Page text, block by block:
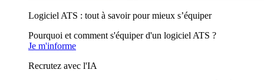
Logiciel ATS : tout à savoir pour mieux s’équiper
Pourquoi et comment s'équiper d'un logiciel ATS ?
Je m'informe
Recrutez avec l'IA